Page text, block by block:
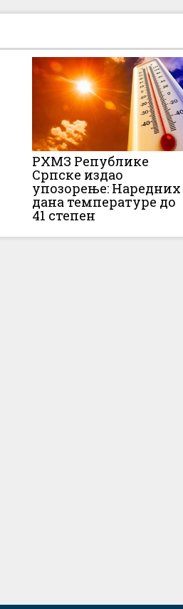
РХМЗ Републике
Српске издао
упозорење: Наредних
дана температуре до
41 степен